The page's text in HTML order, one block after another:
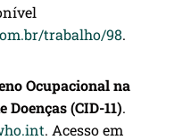
trabalho/98.
Ocupacional na
(CID-11).
. Acesso em